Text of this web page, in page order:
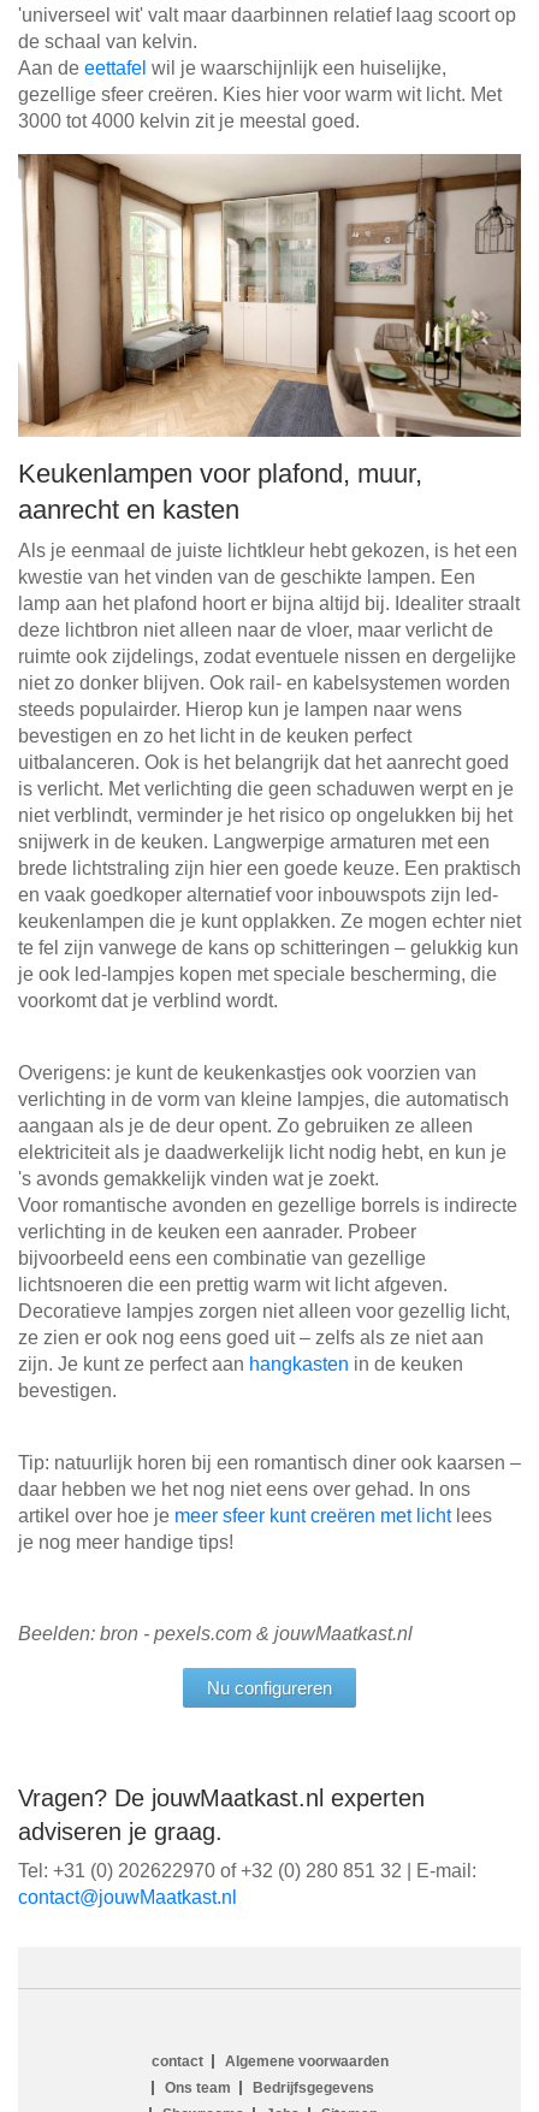
'universeel wit' valt maar daarbinnen relatief laag scoort op
de schaal van kelvin.
Aan de eettafel wil je waarschijnlijk een huiselijke,
gezellige sfeer creëren. Kies hier voor warm wit licht. Met
3000 tot 4000 kelvin zit je meestal goed.
Keukenlampen voor plafond, muur,
aanrecht en kasten
Als je eenmaal de juiste lichtkleur hebt gekozen, is het een
kwestie van het vinden van de geschikte lampen. Een
lamp aan het plafond hoort er bijna altijd bij. Idealiter straalt
deze lichtbron niet alleen naar de vloer, maar verlicht de
ruimte ook zijdelings, zodat eventuele nissen en dergelijke
niet zo donker blijven. Ook rail- en kabelsystemen worden
steeds populairder. Hierop kun je lampen naar wens
bevestigen en zo het licht in de keuken perfect
uitbalanceren. Ook is het belangrijk dat het aanrecht goed
is verlicht. Met verlichting die geen schaduwen werpt en je
niet verblindt, verminder je het risico op ongelukken bij het
snijwerk in de keuken. Langwerpige armaturen met een
brede lichtstraling zijn hier een goede keuze. Een praktisch
en vaak goedkoper alternatief voor inbouwspots zijn led-
keukenlampen die je kunt opplakken. Ze mogen echter niet
te fel zijn vanwege de kans op schitteringen – gelukkig kun
je ook led-lampjes kopen met speciale bescherming, die
voorkomt dat je verblind wordt.
Overigens: je kunt de keukenkastjes ook voorzien van
verlichting in de vorm van kleine lampjes, die automatisch
aangaan als je de deur opent. Zo gebruiken ze alleen
elektriciteit als je daadwerkelijk licht nodig hebt, en kun je
's avonds gemakkelijk vinden wat je zoekt.
Voor romantische avonden en gezellige borrels is indirecte
verlichting in de keuken een aanrader. Probeer
bijvoorbeeld eens een combinatie van gezellige
lichtsnoeren die een prettig warm wit licht afgeven.
Decoratieve lampjes zorgen niet alleen voor gezellig licht,
ze zien er ook nog eens goed uit – zelfs als ze niet aan
zijn. Je kunt ze perfect aan hangkasten in de keuken
bevestigen.
Tip: natuurlijk horen bij een romantisch diner ook kaarsen –
daar hebben we het nog niet eens over gehad. In ons
artikel over hoe je meer sfeer kunt creëren met licht lees
je nog meer handige tips!
Beelden: bron - pexels.com & jouwMaatkast.nl
Nu configureren
Vragen? De jouwMaatkast.nl experten
adviseren je graag.
Tel: +31 (0) 202622970 of +32 (0) 280 851 32 | E-mail:
ln.tsaktaaMwuoj@tcatnoc
contact
Algemene voorwaarden
Ons team
Bedrijfsgegevens